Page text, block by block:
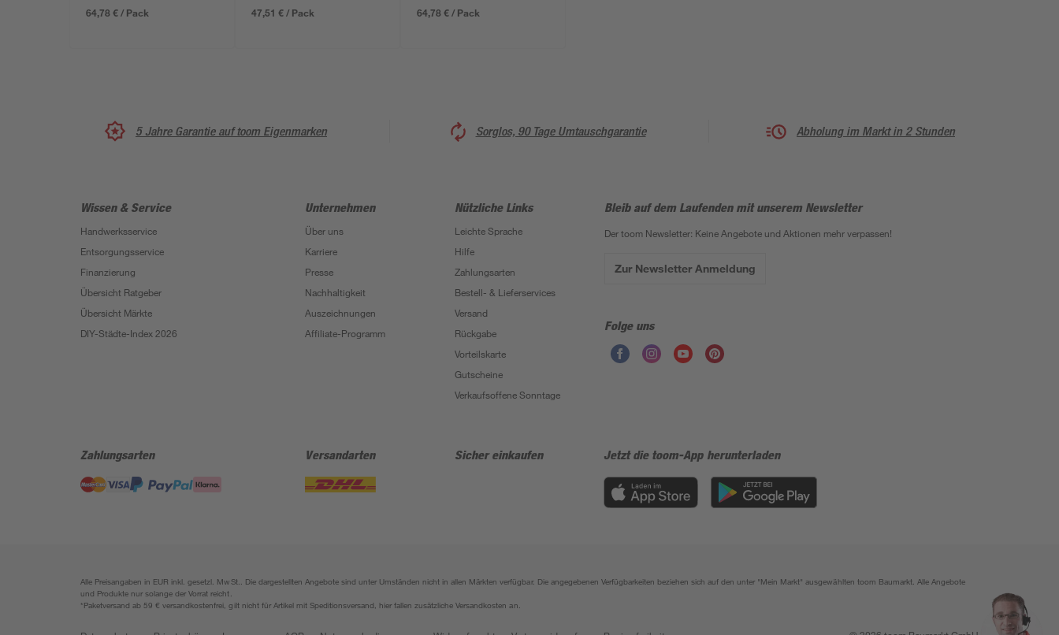
64,78 € / Pack
47,51 € / Pack
64,78 € / Pack
5 Jahre Garantie auf toom Eigenmarken Sorglos, 90 Tage Umtauschgarantie Abholung im Markt in 2 Stunden
Wissen & Service
Handwerksservice
Entsorgungsservice
Finanzierung
Übersicht Ratgeber
Übersicht Märkte
DIY-Städte-Index 2026
Unternehmen
Über uns
Karriere
Presse
Nachhaltigkeit
Auszeichnungen
Affiliate-Programm
Nützliche Links
Leichte Sprache
Hilfe
Zahlungsarten
Bestell- & Lieferservices
Versand
Rückgabe
Vorteilskarte
Gutscheine
Verkaufsoffene Sonntage
Bleib auf dem Laufenden mit unserem Newsletter
Der toom Newsletter: Keine Angebote und Aktionen mehr verpassen!
Zur Newsletter Anmeldung
Folge uns
Zahlungsarten Versandarten Sicher einkaufen Jetzt die toom-App herunterladen
Alle Preisangaben in EUR inkl. gesetzl. MwSt.. Die dargestellten Angebote sind unter Umständen nicht in allen Märkten verfügbar. Die angegebenen Verfügbarkeiten beziehen sich auf den unter "Mein Markt" ausgewählten toom Baumarkt. Alle Angebote
und Produkte nur solange der Vorrat reicht.
*Paketversand ab 59 € versandkostenfrei, gilt nicht für Artikel mit Speditionsversand, hier fallen zusätzliche Versandkosten an.